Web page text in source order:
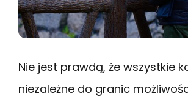
Nie jest prawdą, że wszystkie
niezależne do granic